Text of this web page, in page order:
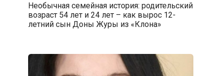
Необычная семейная история: родительский
возраст 54 лет и 24 лет – как вырос 12-
летний сын Доны Журы из «Клона»